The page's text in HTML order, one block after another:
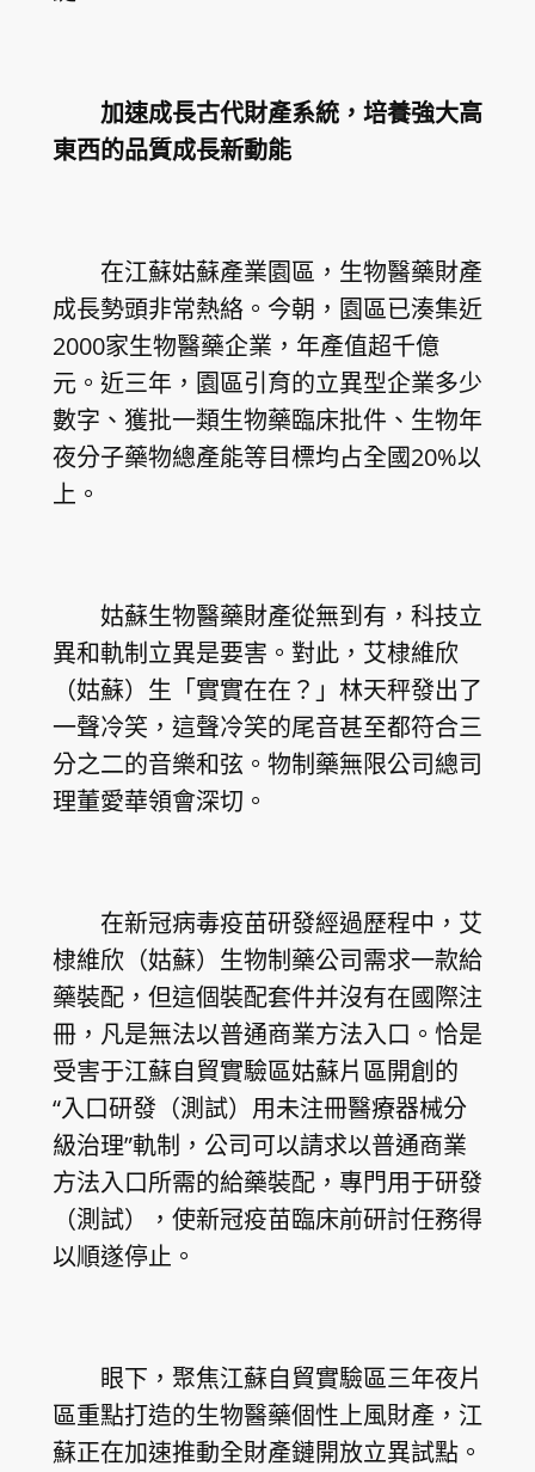
加速成長古代財產系統，培養強大高
東西的品質成長新動能
在江蘇姑蘇產業園區，生物醫藥財產
成長勢頭非常熱絡。今朝，園區已湊集近
2000家生物醫藥企業，年產值超千億
元。近三年，園區引育的立異型企業多少
數字、獲批一類生物藥臨床批件、生物年
夜分子藥物總產能等目標均占全國20%以
上。
姑蘇生物醫藥財產從無到有，科技立
異和軌制立異是要害。對此，艾棣維欣
（姑蘇）生「實實在在？」林天秤發出了
一聲冷笑，這聲冷笑的尾音甚至都符合三
分之二的音樂和弦。物制藥無限公司總司
理董愛華領會深切。
在新冠病毒疫苗研發經過歷程中，艾
棣維欣（姑蘇）生物制藥公司需求一款給
藥裝配，但這個裝配套件并沒有在國際注
冊，凡是無法以普通商業方法入口。恰是
受害于江蘇自貿實驗區姑蘇片區開創的
“入口研發（測試）用未注冊醫療器械分
級治理”軌制，公司可以請求以普通商業
方法入口所需的給藥裝配，專門用于研發
（測試），使新冠疫苗臨床前研討任務得
以順遂停止。
眼下，聚焦江蘇自貿實驗區三年夜片
區重點打造的生物醫藥個性上風財產，江
蘇正在加速推動全財產鏈開放立異試點。